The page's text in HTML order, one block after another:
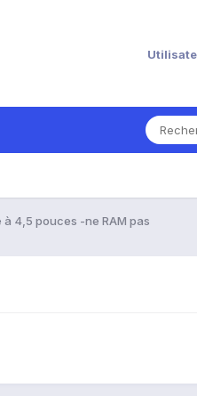
4,5 pouces -ne RAM pas